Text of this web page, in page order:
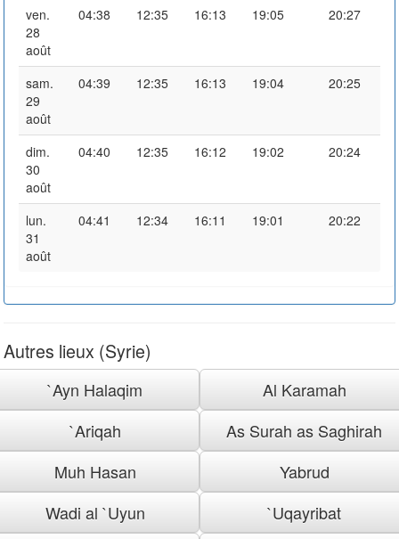
ven.
28
août
04:38 12:35 16:13 19:05 20:27
sam.
29
août
04:39 12:35 16:13 19:04 20:25
dim.
30
août
04:40 12:35 16:12 19:02 20:24
lun.
31
août
04:41 12:34 16:11 19:01 20:22
Autres lieux (Syrie)
`Ayn Halaqim
Al Karamah
`Ariqah
As Surah as Saghirah
Muh Hasan
Yabrud
Wadi al `Uyun
`Uqayribat